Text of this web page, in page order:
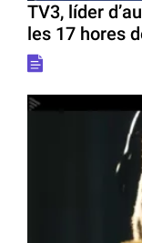
TV3, líder
les 17 hores